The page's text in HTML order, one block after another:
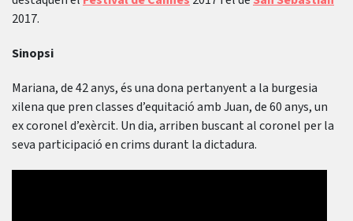
2017.
Sinopsi
Mariana, de 42 anys, és una dona pertanyent a la burgesia
xilena que pren classes d’equitació amb Juan, de 60 anys, un
ex coronel d’exèrcit. Un dia, arriben buscant al coronel per la
seva participació en crims durant la dictadura.